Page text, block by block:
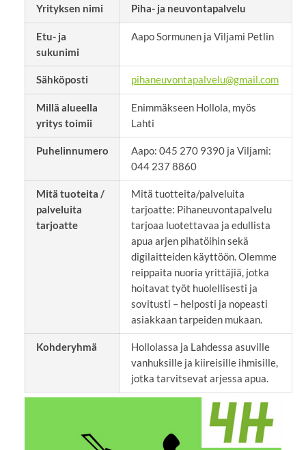
Yrityksen nimi Piha- ja neuvontapalvelu
Etu- ja
sukunimi
Aapo Sormunen ja Viljami Petlin
Sähköposti pihaneuvontapalvelu@gmail.com
Millä alueella
yritys toimii
Enimmäkseen Hollola, myös
Lahti
Puhelinnumero
Aapo: 045 270 9390 ja Viljami:
044 237 8860
Mitä tuoteita /
palveluita
tarjoatte
Mitä tuotteita/palveluita
tarjoatte: Pihaneuvontapalvelu
tarjoaa luotettavaa ja edullista
apua arjen pihatöihin sekä
digilaitteiden käyttöön. Olemme
reippaita nuoria yrittäjiä, jotka
hoitavat työt huolellisesti ja
sovitusti – helposti ja nopeasti
asiakkaan tarpeiden mukaan.
Kohderyhmä
Hollolassa ja Lahdessa asuville
vanhuksille ja kiireisille ihmisille,
jotka tarvitsevat arjessa apua.